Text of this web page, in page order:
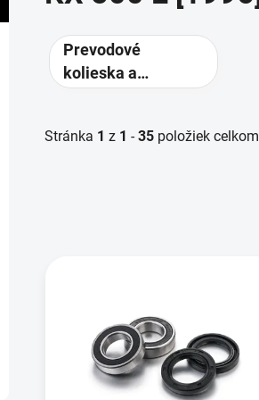
Prevodové
kolieska a
prevody
Stránka 1 z 1 -35 položiek celkom